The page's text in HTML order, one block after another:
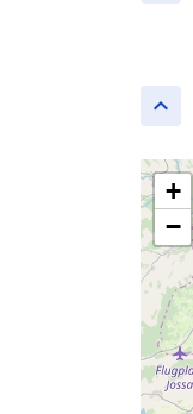
keyboard_arrow_up
+
−